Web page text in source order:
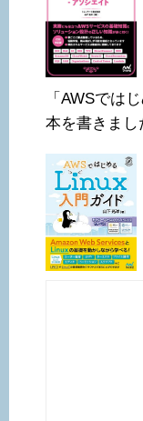
「AWSでは
本を書きまし